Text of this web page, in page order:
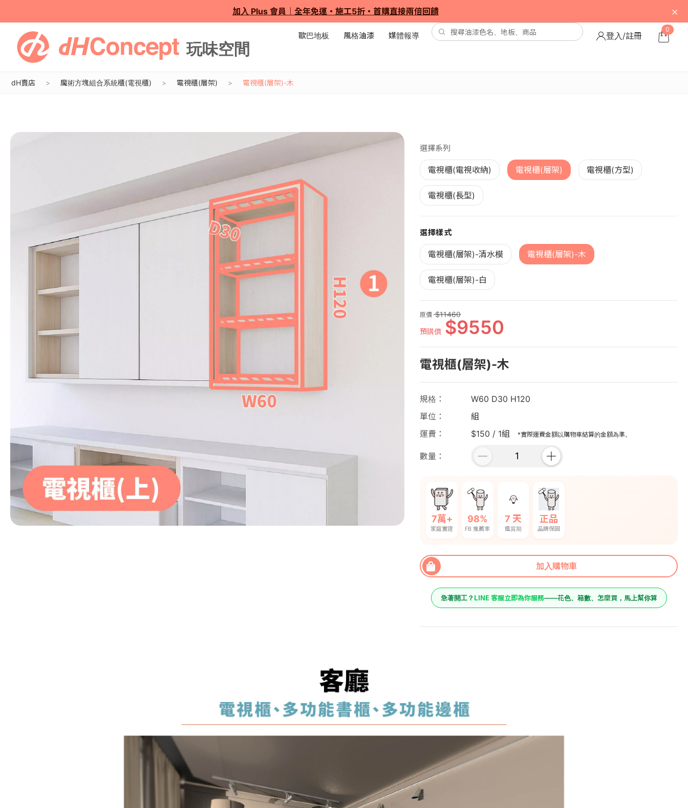
加入 Plus 會員｜全年免運・施工5折・首購直接兩倍回饋 ×
歐巴地板 風格油漆 媒體報導 登入/註冊
0
dH賣店 魔術方塊組合系統櫃(電視櫃) 電視櫃(層架) 電視櫃(層架)-木
選擇系列
電視櫃(電視收納) 電視櫃(層架) 電視櫃(方型)
電視櫃(長型)
選擇樣式
電視櫃(層架)-清水模 電視櫃(層架)-木
電視櫃(層架)-白
原價
11460
預購價
9550
電視櫃(層架)-木
規格
W60 D30 H120
單位
組
運費
$150 / 1組 *實際運費金額以購物車結算的金額為準。
數量
7萬+
家庭實證
98%
FB 推薦率
7 天
鑑賞期
正品
品牌保固
加入購物車
急著開工？ LINE 客服立即為你服務——花色、箱數、怎麼買，馬上幫你算
9550